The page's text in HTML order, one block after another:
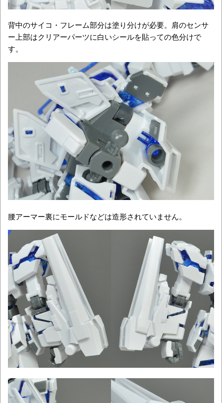
背中のサイコ・フレーム部分は塗り分けが必要。肩のセンサ
ー上部はクリアーパーツに白いシールを貼っての色分けで
す。
腰アーマー裏にモールドなどは造形されていません。